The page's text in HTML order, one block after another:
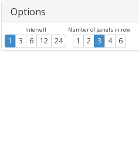
Options
Intervall
1 3 6 12 24
Number of panels in row
1 2 3 4 6